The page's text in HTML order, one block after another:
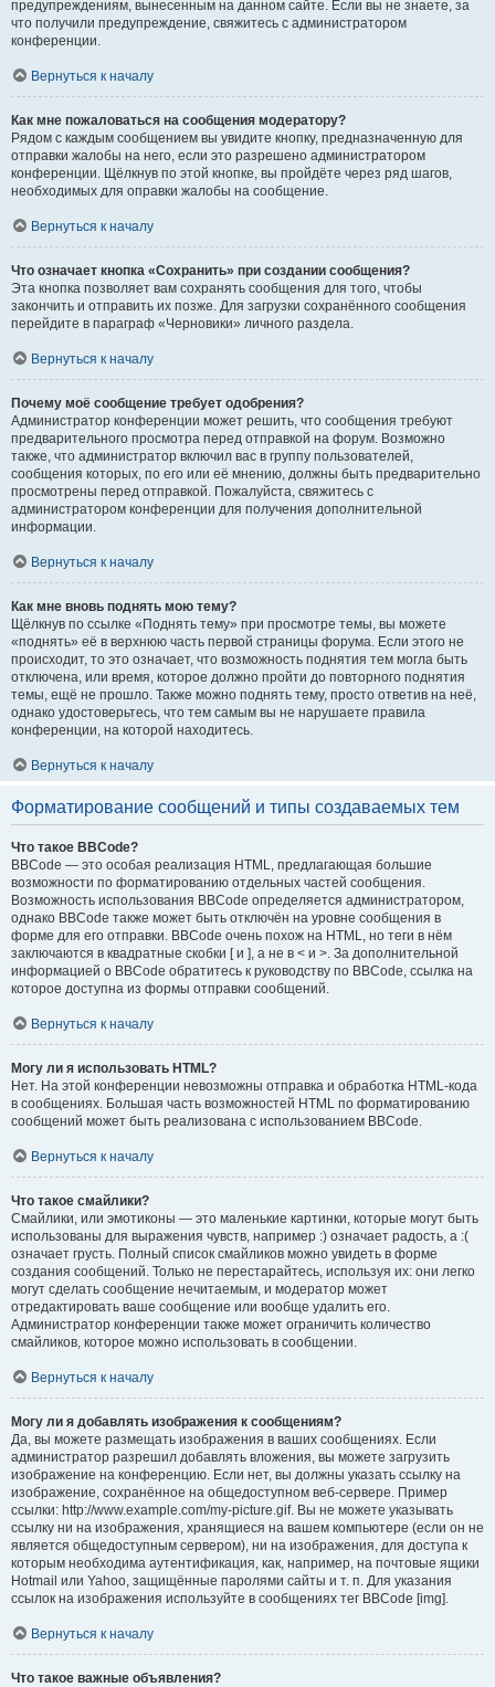
предупреждениям, вынесенным на данном сайте. Если вы не знаете, за
что получили предупреждение, свяжитесь с администратором
конференции.
Вернуться к началу
Как мне пожаловаться на сообщения модератору?
Рядом с каждым сообщением вы увидите кнопку, предназначенную для
отправки жалобы на него, если это разрешено администратором
конференции. Щёлкнув по этой кнопке, вы пройдёте через ряд шагов,
необходимых для оправки жалобы на сообщение.
Вернуться к началу
Что означает кнопка «Сохранить» при создании сообщения?
Эта кнопка позволяет вам сохранять сообщения для того, чтобы
закончить и отправить их позже. Для загрузки сохранённого сообщения
перейдите в параграф «Черновики» личного раздела.
Вернуться к началу
Почему моё сообщение требует одобрения?
Администратор конференции может решить, что сообщения требуют
предварительного просмотра перед отправкой на форум. Возможно
также, что администратор включил вас в группу пользователей,
сообщения которых, по его или её мнению, должны быть предварительно
просмотрены перед отправкой. Пожалуйста, свяжитесь с
администратором конференции для получения дополнительной
информации.
Вернуться к началу
Как мне вновь поднять мою тему?
Щёлкнув по ссылке «Поднять тему» при просмотре темы, вы можете
«поднять» её в верхнюю часть первой страницы форума. Если этого не
происходит, то это означает, что возможность поднятия тем могла быть
отключена, или время, которое должно пройти до повторного поднятия
темы, ещё не прошло. Также можно поднять тему, просто ответив на неё,
однако удостоверьтесь, что тем самым вы не нарушаете правила
конференции, на которой находитесь.
Вернуться к началу
Форматирование сообщений и типы создаваемых тем
Что такое BBCode?
BBCode — это особая реализация HTML, предлагающая большие
возможности по форматированию отдельных частей сообщения.
Возможность использования BBCode определяется администратором,
однако BBCode также может быть отключён на уровне сообщения в
форме для его отправки. BBCode очень похож на HTML, но теги в нём
заключаются в квадратные скобки [ и ], а не в < и >. За дополнительной
информацией о BBCode обратитесь к руководству по BBCode, ссылка на
которое доступна из формы отправки сообщений.
Вернуться к началу
Могу ли я использовать HTML?
Нет. На этой конференции невозможны отправка и обработка HTML-кода
в сообщениях. Большая часть возможностей HTML по форматированию
сообщений может быть реализована с использованием BBCode.
Вернуться к началу
Что такое смайлики?
Смайлики, или эмотиконы — это маленькие картинки, которые могут быть
использованы для выражения чувств, например :) означает радость, а :(
означает грусть. Полный список смайликов можно увидеть в форме
создания сообщений. Только не перестарайтесь, используя их: они легко
могут сделать сообщение нечитаемым, и модератор может
отредактировать ваше сообщение или вообще удалить его.
Администратор конференции также может ограничить количество
смайликов, которое можно использовать в сообщении.
Вернуться к началу
Могу ли я добавлять изображения к сообщениям?
Да, вы можете размещать изображения в ваших сообщениях. Если
администратор разрешил добавлять вложения, вы можете загрузить
изображение на конференцию. Если нет, вы должны указать ссылку на
изображение, сохранённое на общедоступном веб-сервере. Пример
ссылки: http://www.example.com/my-picture.gif. Вы не можете указывать
ссылку ни на изображения, хранящиеся на вашем компьютере (если он не
является общедоступным сервером), ни на изображения, для доступа к
которым необходима аутентификация, как, например, на почтовые ящики
Hotmail или Yahoo, защищённые паролями сайты и т. п. Для указания
ссылок на изображения используйте в сообщениях тег BBCode [img].
Вернуться к началу
Что такое важные объявления?